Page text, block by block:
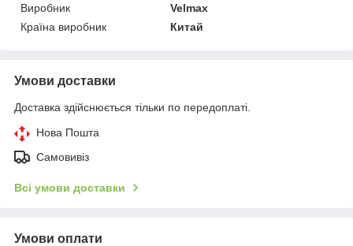
Виробник
Velmax
Країна виробник
Китай
Умови доставки
Доставка здійснюється тільки по передоплаті.
Нова Пошта
Самовивіз
Всі умови доставки
Умови оплати